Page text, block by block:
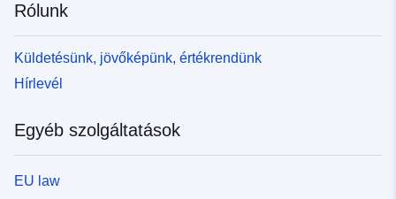
Rólunk
Küldetésünk, jövőképünk, értékrendünk
Hírlevél
Egyéb szolgáltatások
EU law